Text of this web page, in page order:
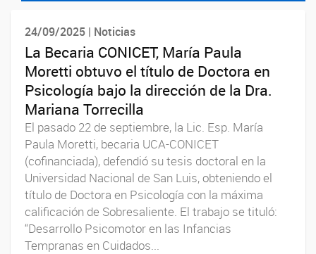
24/09/2025 | Noticias
La Becaria CONICET, María Paula
Moretti obtuvo el título de Doctora en
Psicología bajo la dirección de la Dra.
Mariana Torrecilla
El pasado 22 de septiembre, la Lic. Esp. María
Paula Moretti, becaria UCA-CONICET
(cofinanciada), defendió su tesis doctoral en la
Universidad Nacional de San Luis, obteniendo el
título de Doctora en Psicología con la máxima
calificación de Sobresaliente. El trabajo se tituló:
“Desarrollo Psicomotor en las Infancias
Tempranas en Cuidados...